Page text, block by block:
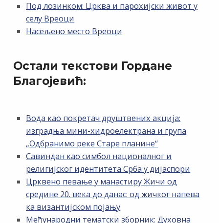
Под лозинком: Црква и парохијски живот у
селу Вреоци
Насељено место Вреоци
Остали текстови Гордане
Благојевић:
Вода као покретач друштвених акција:
изградња мини-хидроелектрана и група
„Одбранимо реке Старе планине“
Савиндан као симбол националног и
религијског идентитета Срба у дијаспори
Црквено певање у манастиру Жичи од
средине 20. века до данас: од жичког напева
ка византијском појању
Међународни тематски зборник: Духовна